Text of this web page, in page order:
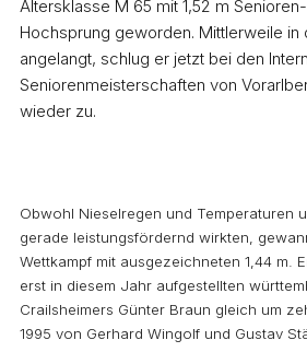
Altersklasse M 65 mit 1,52 m
Hochsprung geworden. Mittlerweile in
angelangt, schlug er jetzt bei den
Seniorenmeisterschaften von
wieder zu.
Obwohl Nieselregen und Temperaturen
gerade leistungsfördernd wirkten,
Wettkampf mit ausgezeichneten 1,44 m.
erst in diesem Jahr aufgestellten
Crailsheimers Günter Braun gleich um
1995 von Gerhard Wingolf und Gustav